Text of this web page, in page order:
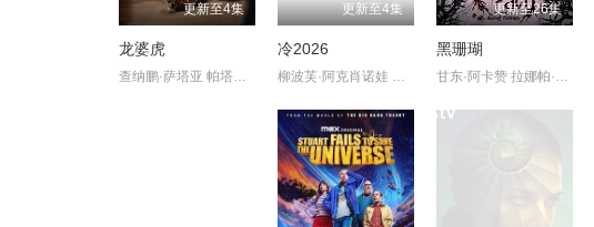
更新至4集
龙婆虎
查纳鹏·萨塔亚 帕塔查雅·平莎莫
更新至4集
冷2026
柳波芙·阿克肖诺娃 琳达·拉宾什 彼得·费奥多罗夫
更新至26集
黑珊瑚
甘东·阿卡赞 拉娜帕·翁塔娜特